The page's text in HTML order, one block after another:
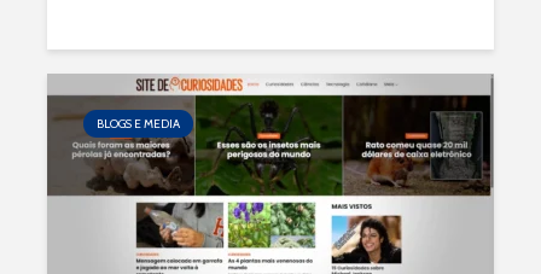
BLOGS E MEDIA